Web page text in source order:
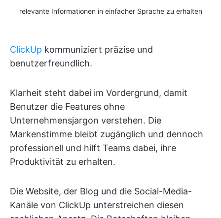
relevante Informationen in einfacher Sprache zu erhalten
ClickUp kommuniziert präzise und
benutzerfreundlich.
Klarheit steht dabei im Vordergrund, damit
Benutzer die Features ohne
Unternehmensjargon verstehen. Die
Markenstimme bleibt zugänglich und dennoch
professionell und hilft Teams dabei, ihre
Produktivität zu erhalten.
Die Website, der Blog und die Social-Media-
Kanäle von ClickUp unterstreichen diesen